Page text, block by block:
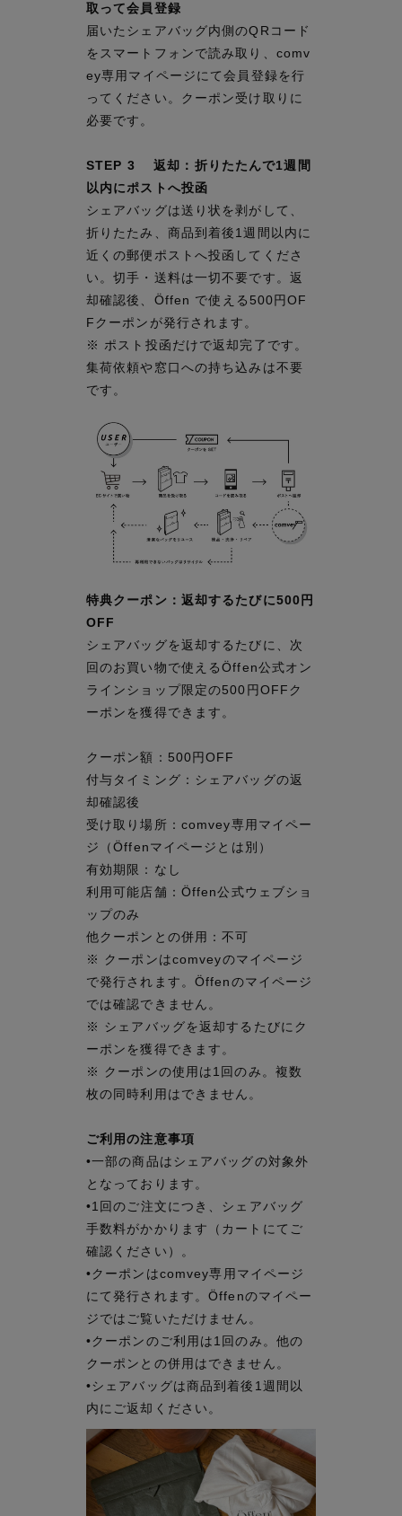
取って会員登録
届いたシェアバッグ内側のQRコード
をスマートフォンで読み取り、comv
ey専用マイページにて会員登録を行
ってください。クーポン受け取りに
必要です。
STEP 3 返却：折りたたんで1週間
以内にポストへ投函
シェアバッグは送り状を剥がして、
折りたたみ、商品到着後1週間以内に
近くの郵便ポストへ投函してくださ
い。切手・送料は一切不要です。返
却確認後、Öffen で使える500円OF
Fクーポンが発行されます。
※ ポスト投函だけで返却完了です。
集荷依頼や窓口への持ち込みは不要
です。
特典クーポン：返却するたびに500円
OFF
シェアバッグを返却するたびに、次
回のお買い物で使えるÖffen公式オン
ラインショップ限定の500円OFFク
ーポンを獲得できます。
クーポン額：500円OFF
付与タイミング：シェアバッグの返
却確認後
受け取り場所：comvey専用マイペー
ジ（Öffenマイページとは別）
有効期限：なし
利用可能店舗：Öffen公式ウェブショ
ップのみ
他クーポンとの併用：不可
※ クーポンはcomveyのマイページ
で発行されます。Öffenのマイページ
では確認できません。
※ シェアバッグを返却するたびにク
ーポンを獲得できます。
※ クーポンの使用は1回のみ。複数
枚の同時利用はできません。
ご利用の注意事項
•一部の商品はシェアバッグの対象外
となっております。
•1回のご注文につき、シェアバッグ
手数料がかかります（カートにてご
確認ください）。
•クーポンはcomvey専用マイページ
にて発行されます。Öffenのマイペー
ジではご覧いただけません。
•クーポンのご利用は1回のみ。他の
クーポンとの併用はできません。
•シェアバッグは商品到着後1週間以
内にご返却ください。